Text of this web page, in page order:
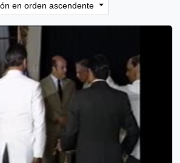
en orden ascendente